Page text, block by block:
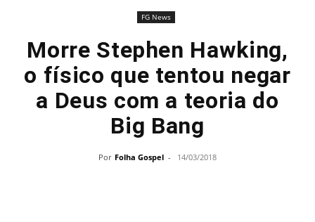
FG News
Morre Stephen Hawking,
o físico que tentou negar
a Deus com a teoria do
Big Bang
Por Folha Gospel - 14/03/2018